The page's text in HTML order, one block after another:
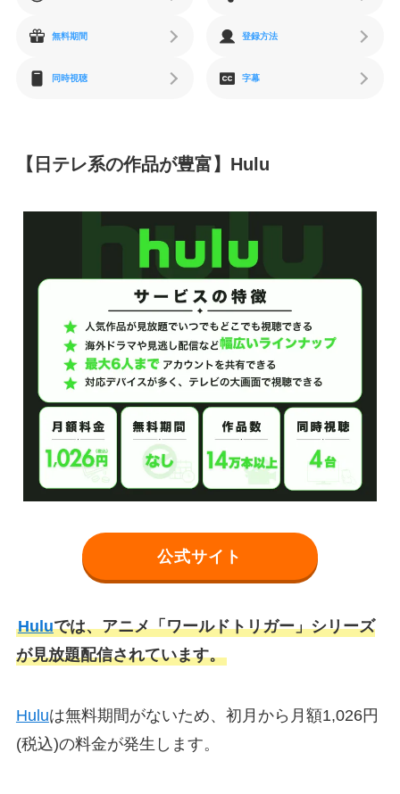
無料期間 登録方法
同時視聴 字幕
【日テレ系の作品が豊富】Hulu
公式サイト
Huluでは、アニメ「ワールドトリガー」シリーズ
が見放題配信されています。
Huluは無料期間がないため、初月から月額1,026円
(税込)の料金が発生します。